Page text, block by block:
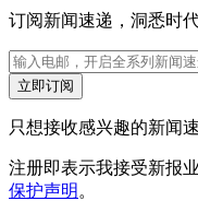
订阅新闻速递，洞悉时代
立即订阅
只想接收感兴趣的新闻
注册即表示我接受新报
保护声明 。